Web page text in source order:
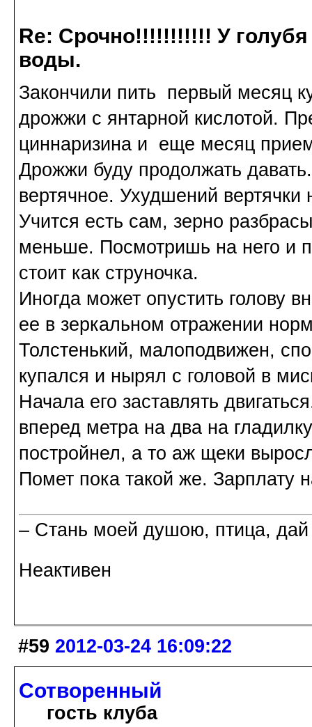
Re: Срочно!!!!!!!!!!! У
воды.
Закончили пить первый месяц
дрожжи с янтарной кислотой.
циннаризина и еще месяц
Дрожжи буду продолжать
вертячное. Ухудшений
Учится есть сам, зерно
меньше. Посмотришь на него и
стоит как струночка.
Иногда может опустить голову
ее в зеркальном отражении
Толстенький, малоподвижен,
купался и нырял с головой в
Начала его заставлять
вперед метра на два на
постройнел, а то аж щеки
Помет пока такой же.
– Стань моей душою, птица,
Неактивен
#59 2012-03-24 16:09:22
Сотворенный
гость клуба